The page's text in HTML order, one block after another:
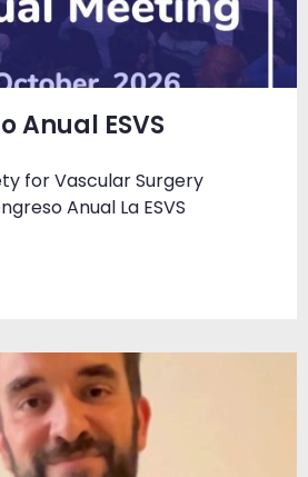
Anual ESVS
for Vascular Surgery
Anual La ESVS